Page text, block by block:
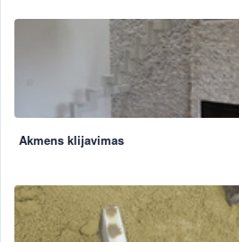
Akmens klijavimas